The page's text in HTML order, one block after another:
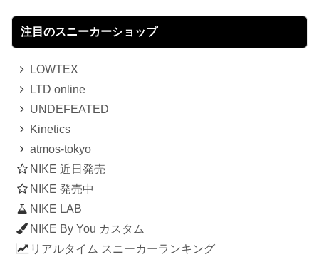
注目のスニーカーショップ
LOWTEX
LTD online
UNDEFEATED
Kinetics
atmos-tokyo
NIKE 近日発売
NIKE 発売中
NIKE LAB
NIKE By You カスタム
リアルタイム スニーカーランキング